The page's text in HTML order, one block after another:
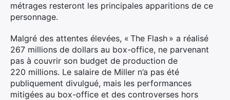
métrages resteront les principales apparitions de ce
personnage.
Malgré des attentes élevées, « The Flash » a réalisé
267 millions de dollars au box-office, ne parvenant
pas à couvrir son budget de production de
220 millions. Le salaire de Miller n’a pas été
publiquement divulgué, mais les performances
mitigées au box-office et des controverses hors